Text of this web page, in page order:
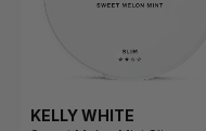
KELLY WHITE